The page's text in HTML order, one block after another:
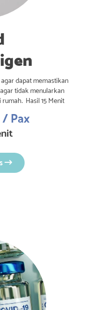
dapat memastikan
tidak menularkan
Hasil 15 Menit
/ Pax
